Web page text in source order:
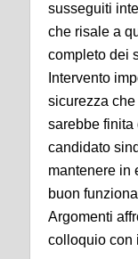
susseguiti
che risale a
completo dei
Intervento
sicurezza
sarebbe finita
candidato
mantenere in
buon
Argomenti
colloquio con